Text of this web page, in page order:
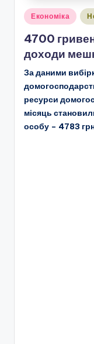
Опубліковано
Економіка
4700
доходи
За даними
ресурси
місяць
особу – 4783